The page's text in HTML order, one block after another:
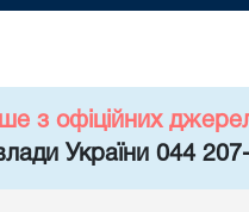
з офіційних
України 044